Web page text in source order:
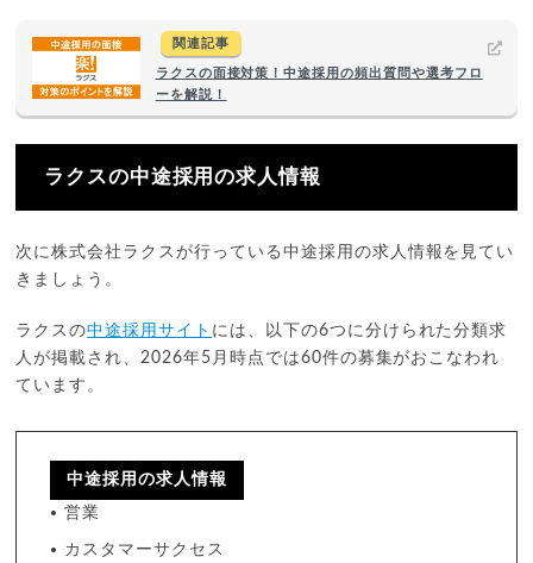
関連記事
ラクスの面接対策！中途採用の頻出質問や選考フロ
ーを解説！
ラクスの中途採用の求人情報
次に株式会社ラクスが行っている中途採用の求人情報を見てい
きましょう。
ラクスの中途採用サイト には、以下の6つに分けられた分類求
人が掲載され、2026年5月時点では60件の募集がおこなわれ
ています。
中途採用の求人情報
営業
カスタマーサクセス